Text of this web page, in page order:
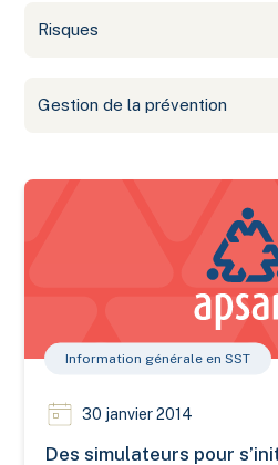
Risques
Gestion de la prévention
Des simulateurs pour s’initier à
Information générale en SST
30 janvier 2014
Des simulateurs pour